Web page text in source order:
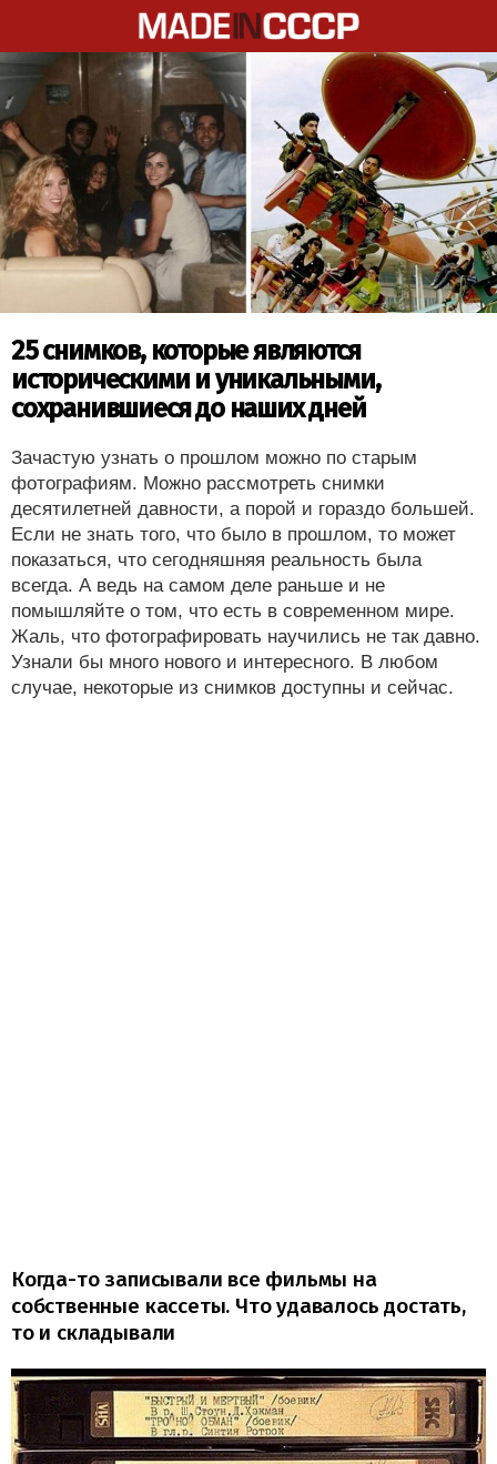
25 снимков, которые являются
историческими и уникальными,
сохранившиеся до наших дней
Зачастую узнать о прошлом можно по старым
фотографиям. Можно рассмотреть снимки
десятилетней давности, а порой и гораздо большей.
Если не знать того, что было в прошлом, то может
показаться, что сегодняшняя реальность была
всегда. А ведь на самом деле раньше и не
помышляйте о том, что есть в современном мире.
Жаль, что фотографировать научились не так давно.
Узнали бы много нового и интересного. В любом
случае, некоторые из снимков доступны и сейчас.
Когда-то записывали все фильмы на
собственные кассеты. Что удавалось достать,
то и складывали